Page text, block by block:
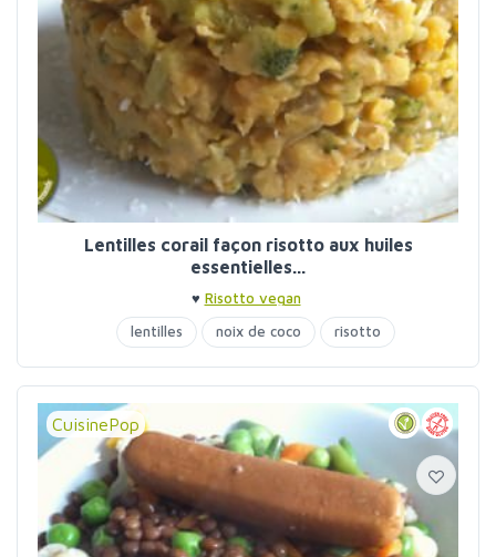
Lentilles corail façon risotto aux huiles
essentielles...
♥ Risotto vegan
lentilles
noix de coco risotto
CuisinePop